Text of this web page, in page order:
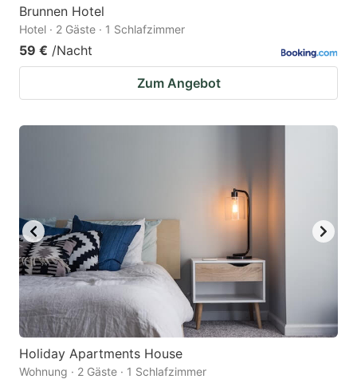
Brunnen Hotel
Hotel · 2 Gäste · 1 Schlafzimmer
59 € /Nacht
Zum Angebot
Holiday Apartments House
Wohnung · 2 Gäste · 1 Schlafzimmer